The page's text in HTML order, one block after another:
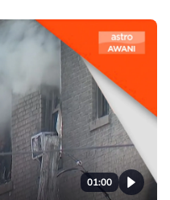
01:00